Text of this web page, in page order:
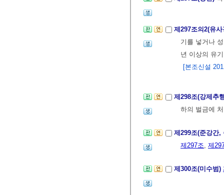
제297조의2(유
기를 넣거나
년 이상의 유
[본조신설
제298조(강제추
하의 벌금에
제299조(준강간
제297조, 제
제300조(미수범)